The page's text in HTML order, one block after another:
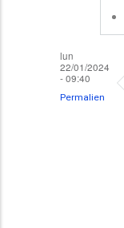
lun
22/01/2024
- 09:40
Permalien